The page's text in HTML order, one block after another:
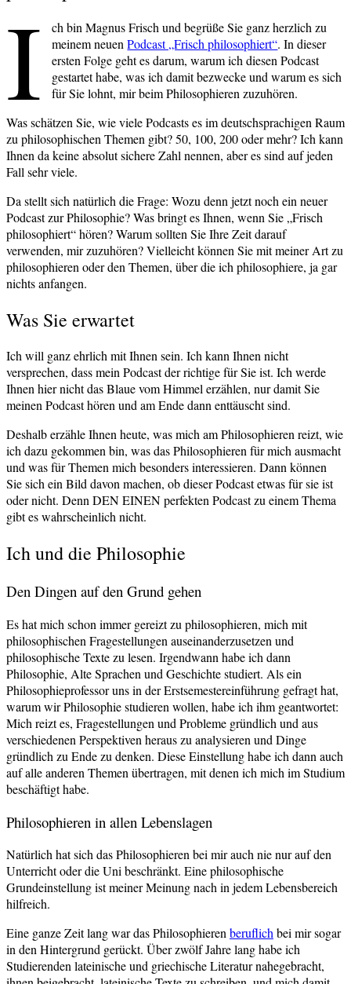
I
ch bin Magnus Frisch und begrüße Sie ganz herzlich zu
meinem neuenPodcast „Frisch philosophiert“. In dieser
ersten Folge geht es darum, warum ich diesen Podcast
gestartet habe, was ich damit bezwecke und warum es sich
für Sie lohnt, mir beim Philosophieren zuzuhören.
Was schätzen Sie, wie viele Podcasts es im deutschsprachigen Raum
zu philosophischen Themen gibt? 50, 100, 200 oder mehr? Ich kann
Ihnen da keine absolut sichere Zahl nennen, aber es sind auf jeden
Fall sehr viele.
Da stellt sich natürlich die Frage: Wozu denn jetzt noch ein neuer
Podcast zur Philosophie? Was bringt es Ihnen, wenn Sie „Frisch
philosophiert“ hören? Warum sollten Sie Ihre Zeit darauf
verwenden, mir zuzuhören? Vielleicht können Sie mit meiner Art zu
philosophieren oder den Themen, über die ich philosophiere, ja gar
nichts anfangen.
Was Sie erwartet
Ich will ganz ehrlich mit Ihnen sein. Ich kann Ihnen nicht
versprechen, dass mein Podcast der richtige für Sie ist. Ich werde
Ihnen hier nicht das Blaue vom Himmel erzählen, nur damit Sie
meinen Podcast hören und am Ende dann enttäuscht sind.
Deshalb erzähle Ihnen heute, was mich am Philosophieren reizt, wie
ich dazu gekommen bin, was das Philosophieren für mich ausmacht
und was für Themen mich besonders interessieren. Dann können
Sie sich ein Bild davon machen, ob dieser Podcast etwas für sie ist
oder nicht. Denn DEN EINEN perfekten Podcast zu einem Thema
gibt es wahrscheinlich nicht.
Ich und die Philosophie
Den Dingen auf den Grund gehen
Es hat mich schon immer gereizt zu philosophieren, mich mit
philosophischen Fragestellungen auseinanderzusetzen und
philosophische Texte zu lesen. Irgendwann habe ich dann
Philosophie, Alte Sprachen und Geschichte studiert. Als ein
Philosophieprofessor uns in der Erstsemestereinführung gefragt hat,
warum wir Philosophie studieren wollen, habe ich ihm geantwortet:
Mich reizt es, Fragestellungen und Probleme gründlich und aus
verschiedenen Perspektiven heraus zu analysieren und Dinge
gründlich zu Ende zu denken. Diese Einstellung habe ich dann auch
auf alle anderen Themen übertragen, mit denen ich mich im Studium
beschäftigt habe.
Philosophieren in allen Lebenslagen
Natürlich hat sich das Philosophieren bei mir auch nie nur auf den
Unterricht oder die Uni beschränkt. Eine philosophische
Grundeinstellung ist meiner Meinung nach in jedem Lebensbereich
hilfreich.
Eine ganze Zeit lang war das Philosophierenberuflichbei mir sogar
in den Hintergrund gerückt. Über zwölf Jahre lang habe ich
Studierenden lateinische und griechische Literatur nahegebracht,